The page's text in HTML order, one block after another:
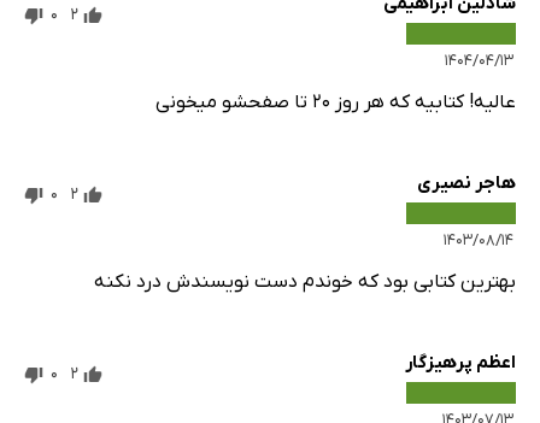
۱۴۰۴/۰۴/۱۳
2
0
عالیه! کتابیه که هر روز ۲۰ تا صفحشو میخونی
هاجر نصیری
۱۴۰۳/۰۸/۱۴
2
0
بهترین کتابی بود که خوندم دست نویسندش درد نکنه
اعظم پرهیزگار 2
0